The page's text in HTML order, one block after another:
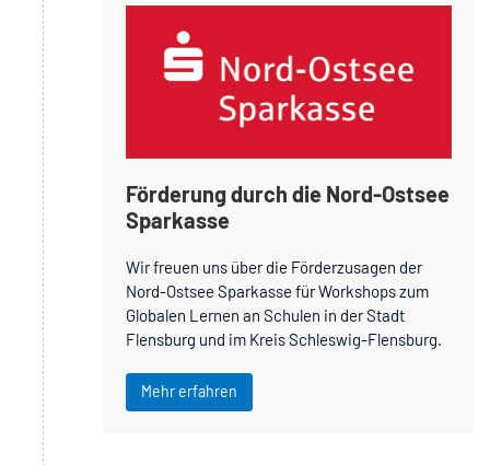
Förderung durch die Nord-Ostsee
Sparkasse
Wir freuen uns über die Förderzusagen der
Nord-Ostsee Sparkasse für Workshops zum
Globalen Lernen an Schulen in der Stadt
Flensburg und im Kreis Schleswig-Flensburg.
Mehr erfahren